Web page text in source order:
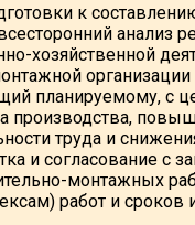
к
анализ
хозяйственной
организации
планируемому, с
производства,
труда и
и согласование с
монтажных
работ и сроков